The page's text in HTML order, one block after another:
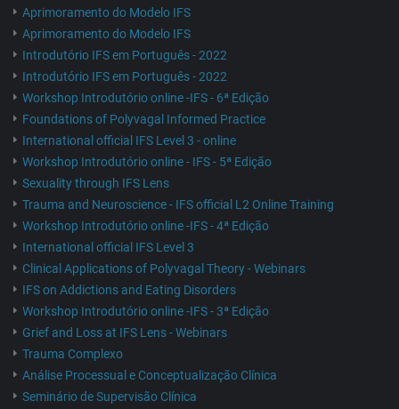
Aprimoramento do Modelo IFS
Aprimoramento do Modelo IFS
Introdutório IFS em Português - 2022
Introdutório IFS em Português - 2022
Workshop Introdutório online -IFS - 6ª Edição
Foundations of Polyvagal Informed Practice
International official IFS Level 3 - online
Workshop Introdutório online - IFS - 5ª Edição
Sexuality through IFS Lens
Trauma and Neuroscience - IFS official L2 Online Training
Workshop Introdutório online -IFS - 4ª Edição
International official IFS Level 3
Clinical Applications of Polyvagal Theory - Webinars
IFS on Addictions and Eating Disorders
Workshop Introdutório online -IFS - 3ª Edição
Grief and Loss at IFS Lens - Webinars
Trauma Complexo
Análise Processual e Conceptualização Clínica
Seminário de Supervisão Clínica